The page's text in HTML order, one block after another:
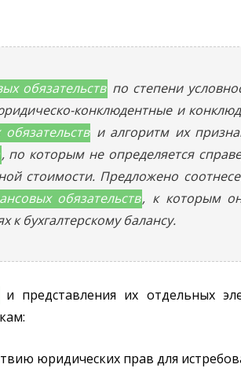
обязательств по степени
конклюдентные и
и алгоритм их
, по которым не определяется
стоимости. Предложено
обязательств, к которым
к бухгалтерскому балансу.
и представления их отдельных
юридических прав для